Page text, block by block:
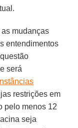
mudanças
entendimentos
será
restrições em
pelo menos 12
seja